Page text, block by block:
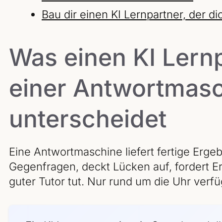
Bau dir einen KI Lernpartner, der
Was einen KI
einer
unterscheidet
Eine Antwortmaschine liefert fertige
Gegenfragen, deckt Lücken auf, fordert
guter Tutor tut. Nur rund um die Uhr